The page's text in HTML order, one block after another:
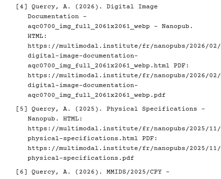
[4]
Quercy, A. (2026). Digital Image
Documentation -
aqc0700_img_full_2061x2061_webp - Nanopub.
HTML:
https://multimodal.institute/fr/nanopubs/2026/02/
digital-image-documentation-
aqc0700_img_full_2061x2061_webp.html PDF:
https://multimodal.institute/fr/nanopubs/2026/02/
digital-image-documentation-
aqc0700_img_full_2061x2061_webp.pdf
[5]
Quercy, A. (2025). Physical Specifications -
Nanopub. HTML:
https://multimodal.institute/fr/nanopubs/2025/11/
physical-specifications.html PDF:
https://multimodal.institute/fr/nanopubs/2025/11/
physical-specifications.pdf
[6]
Quercy, A. (2026). MMIDS/2025/CPY -